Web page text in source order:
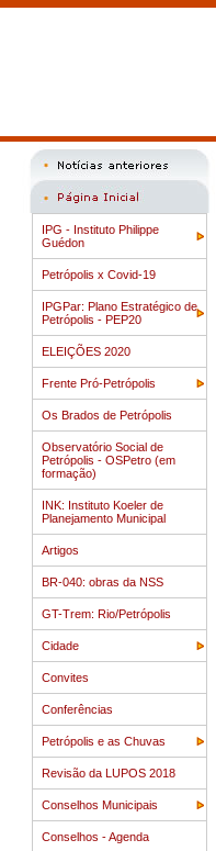
IPG - Instituto Philippe
Guédon
Petrópolis x Covid-19
IPGPar: Plano Estratégico de
Petrópolis - PEP20
ELEIÇÕES 2020
Frente Pró-Petrópolis
Os Brados de Petrópolis
Observatório Social de
Petrópolis - OSPetro (em
formação)
INK: Instituto Koeler de
Planejamento Municipal
Artigos
BR-040: obras da NSS
GT-Trem: Rio/Petrópolis
Cidade
Convites
Conferências
Petrópolis e as Chuvas
Revisão da LUPOS 2018
Conselhos Municipais
Conselhos - Agenda